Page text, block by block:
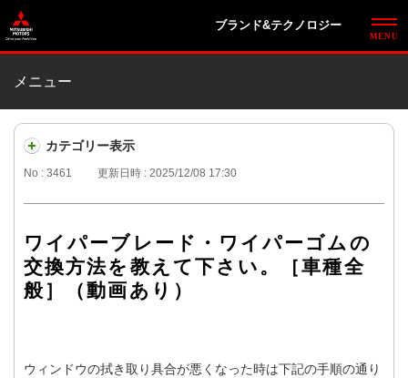
ブランド&テクノロジー
メニュー
カテゴリー表示
No : 3461 更新日時 : 2025/12/08 17:30
ワイパーブレード・ワイパーゴムの
交換方法を教えて下さい。［車種全
般］（動画あり）
ウィンドウの拭き取り具合が悪くなった時は下記の手順の通り